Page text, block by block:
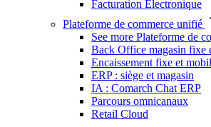
Facturation Électronique
Plateforme de commerce unifié
See more Plateforme de
Back Office magasin fixe
Encaissement fixe et
ERP : siège et magasin
IA : Comarch Chat ERP
Parcours omnicanaux
Retail Cloud